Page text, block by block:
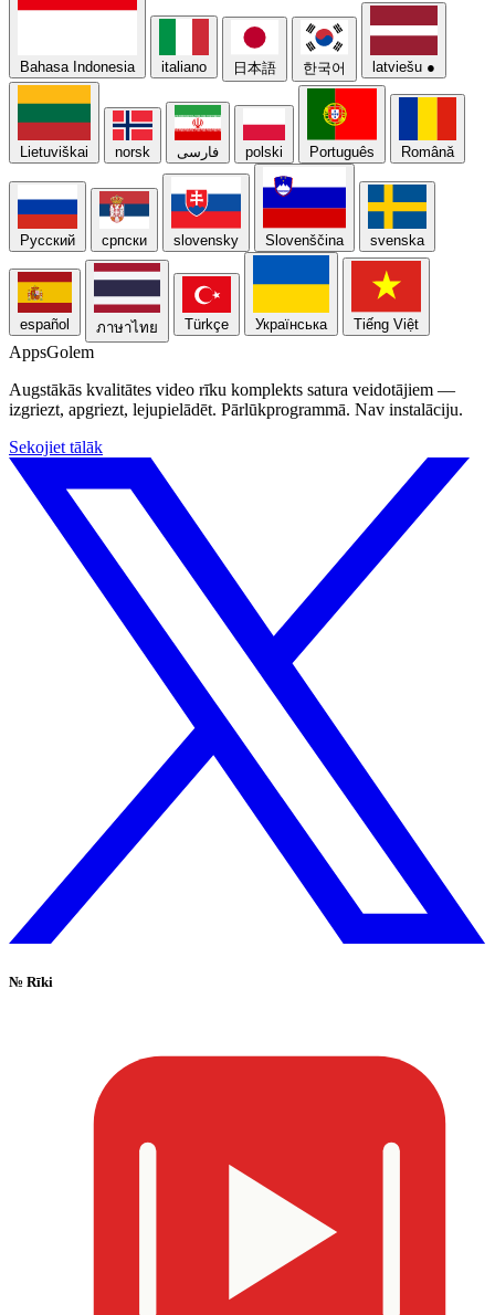
Bahasa Indonesia italiano 日本語 한국어 latviešu ●
Lietuviškai norsk فارسی polski Português Română
Русский српски slovensky Slovenščina svenska
español ภาษาไทย Türkçe Українська Tiếng Việt
AppsGolem
Augstākās kvalitātes video rīku komplekts satura veidotājiem —
izgriezt, apgriezt, lejupielādēt. Pārlūkprogrammā. Nav instalāciju.
Sekojiet tālāk
№ Rīki